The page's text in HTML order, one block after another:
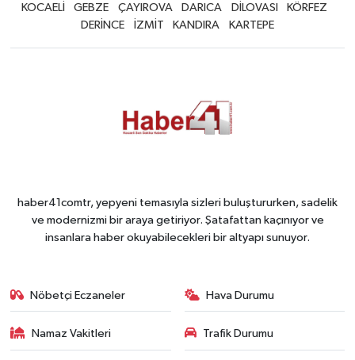
KOCAELİ GEBZE ÇAYIROVA DARICA DİLOVASI
KÖRFEZ
DERİNCE
İZMİT KANDIRA KARTEPE
haber41comtr, yepyeni temasıyla sizleri buluştururken, sadelik
ve modernizmi bir araya getiriyor. Şatafattan kaçınıyor ve
insanlara haber okuyabilecekleri bir altyapı sunuyor.
Nöbetçi Eczaneler Hava Durumu
Namaz Vakitleri Trafik Durumu